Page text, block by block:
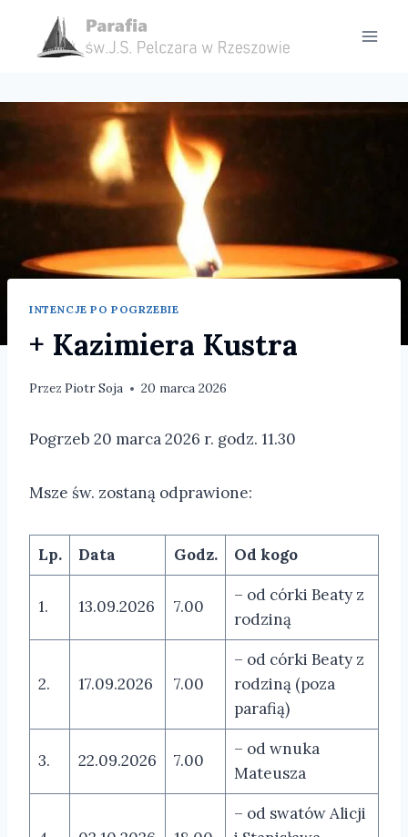
treści
INTENCJE PO POGRZEBIE
+ Kazimiera Kustra
Przez Piotr Soja 20 marca 2026
Pogrzeb 20 marca 2026 r. godz. 11.30
Msze św. zostaną odprawione:
Lp. Data Godz. Od kogo
1. 13.09.2026 7.00
– od córki Beaty z
rodziną
2. 17.09.2026 7.00
– od córki Beaty z
rodziną (poza
parafią)
3. 22.09.2026 7.00
– od wnuka
Mateusza
– od swatów Alicji